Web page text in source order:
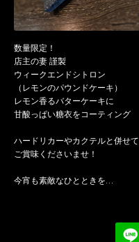
数量限定！
店主の妻 謹製
ウィークエンドシトロン
（レモンのパウンドケーキ）
レモン香るバターケーキに
甘酸っぱい糖衣をコーティング
ハードリカーやカクテルと併せて
ご賞味くださいませ！
今宵も素敵なひとときを…